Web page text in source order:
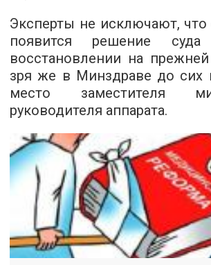
Эксперты не исключают,
появится решение
восстановлении на
зря же в Минздраве до сих
место заместителя
руководителя аппарата.